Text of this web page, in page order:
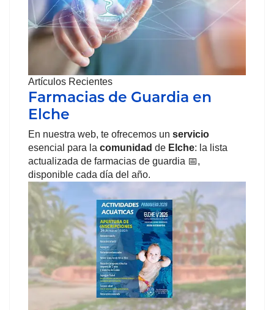
Artículos Recientes
Farmacias de Guardia en
Elche
En nuestra web, te ofrecemos un servicio
esencial para la comunidad de Elche: la lista
actualizada de farmacias de guardia 📅,
disponible cada día del año.